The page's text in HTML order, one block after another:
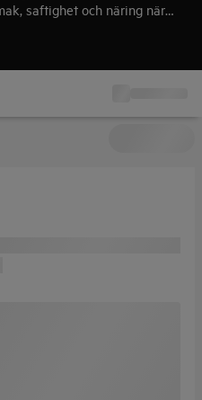
saftighet och näring när